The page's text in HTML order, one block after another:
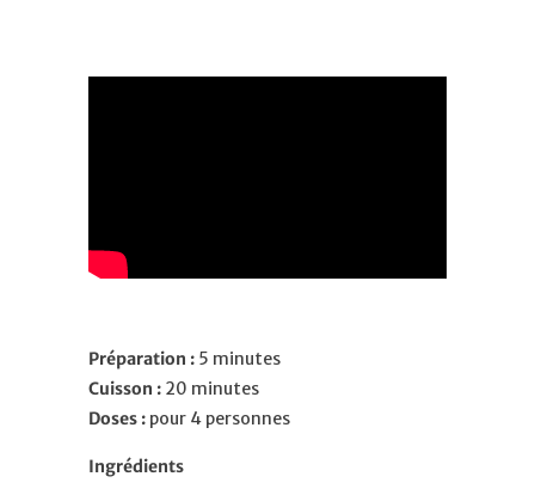
Préparation : 5 minutes
Cuisson : 20 minutes
Doses : pour 4 personnes
Ingrédients